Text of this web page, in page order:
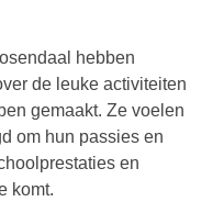
hebben
de leuke activiteiten
gemaakt. Ze voelen
om hun passies en
en
komt.